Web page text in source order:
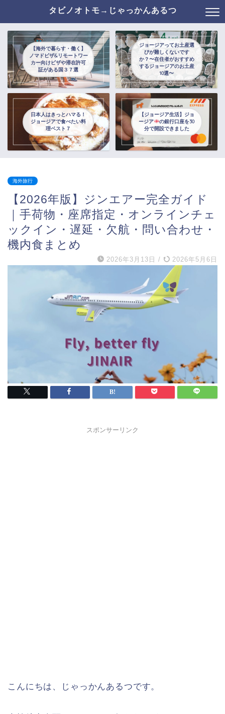
タビノオトモ→じゃっかんあるつ
【海外で暮らす・働く】
ノマドビザ&リモートワー
カー向けビザや滞在許可
証がある国３７選
ジョージアってお土産選
びが難しくないです
か？〜在住者がおすすめ
するジョージアのお土産
10選〜
日本人はきっとハマる！
ジョージアで食べたい料
理ベスト７
【ジョージア生活】ジョ
ージア
の銀行口座を30
分で開設できました
海外旅行
【2026年版】ジンエアー完全ガイド
｜手荷物・座席指定・オンラインチェ
ックイン・遅延・欠航・問い合わせ・
機内食まとめ
2026年3月13日 / 2026年5月6日
スポンサーリンク
こんにちは、じゃっかんあるつです。